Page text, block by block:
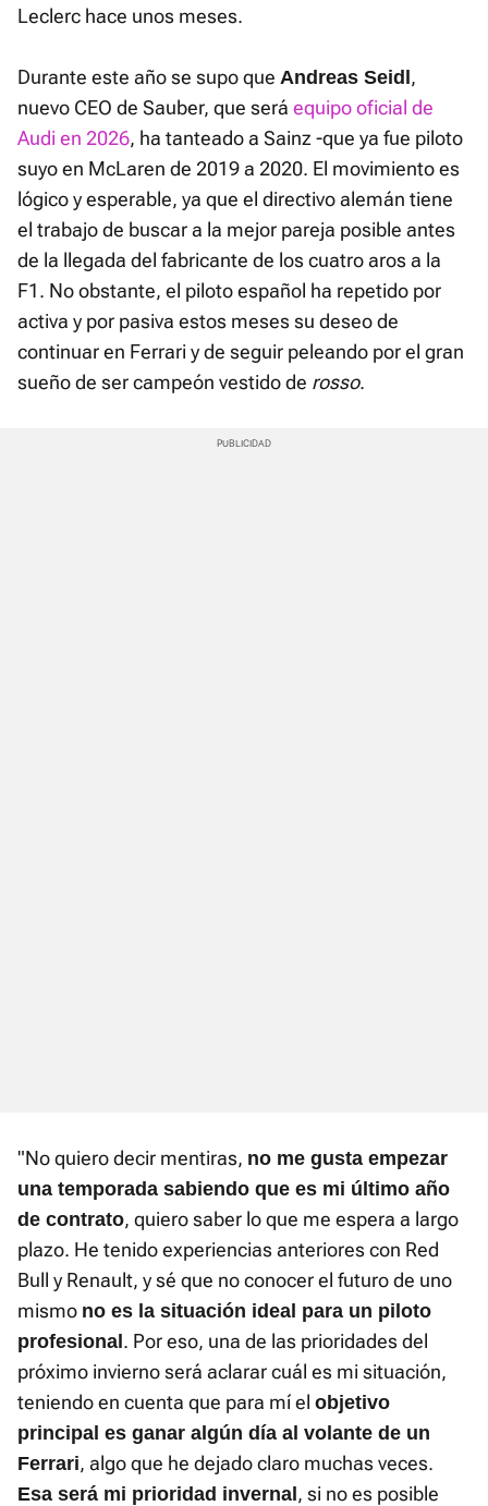
Leclerc hace unos meses.
Durante este año se supo que Andreas Seidl,
nuevo CEO de Sauber, que será equipo oficial de
Audi en 2026, ha tanteado a Sainz -que ya fue piloto
suyo en McLaren de 2019 a 2020. El movimiento es
lógico y esperable, ya que el directivo alemán tiene
el trabajo de buscar a la mejor pareja posible antes
de la llegada del fabricante de los cuatro aros a la
F1. No obstante, el piloto español ha repetido por
activa y por pasiva estos meses su deseo de
continuar en Ferrari y de seguir peleando por el gran
sueño de ser campeón vestido de rosso.
"No quiero decir mentiras, no me gusta empezar
una temporada sabiendo que es mi último año
de contrato, quiero saber lo que me espera a largo
plazo. He tenido experiencias anteriores con Red
Bull y Renault, y sé que no conocer el futuro de uno
mismo no es la situación ideal para un piloto
profesional. Por eso, una de las prioridades del
próximo invierno será aclarar cuál es mi situación,
teniendo en cuenta que para mí el objetivo
principal es ganar algún día al volante de un
Ferrari, algo que he dejado claro muchas veces.
Esa será mi prioridad invernal, si no es posible